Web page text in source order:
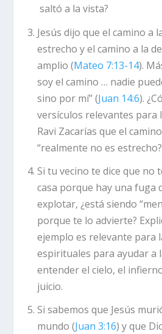
saltó a la vista?
Jesús dijo que el camino a
estrecho y el camino a la
amplio (Mateo 7:13-14).
soy el camino … nadie
sino por mí” (Juan 14:6).
versículos relevantes para
Ravi Zacarías que el
“realmente no es
Si tu vecino te dice que no
casa porque hay una fuga
explotar, ¿está siendo
porque te lo advierte?
ejemplo es relevante para
espirituales para ayudar a
entender el cielo, el
juicio.
Si sabemos que Jesús
mundo (Juan 3:16) y que